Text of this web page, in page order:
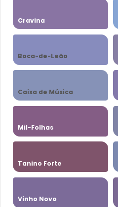
Cravina
Boca-de-Leão
Caixa de Música
Mil-Folhas
Tanino Forte
Vinho Novo